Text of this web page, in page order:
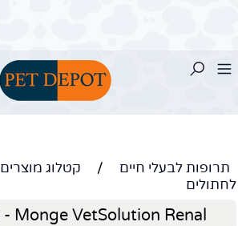
תרופות לבעלי חיים / קטלוג מוצרים
לחתולים
Monge VetSolution Renal - רנל (1.5 ק"ג)